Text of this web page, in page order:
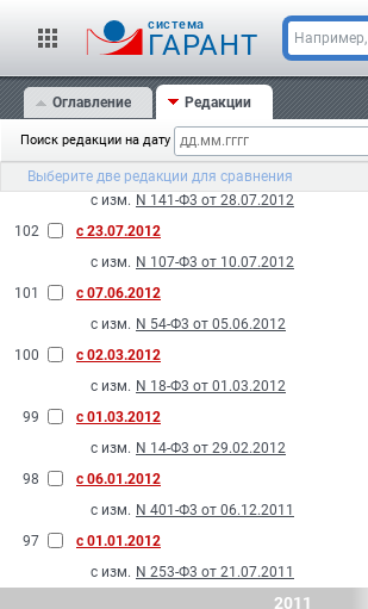
cистема
ГАРАНТ Например,
Оглавление Редакции
Поиск редакции на дату
Выберите две редакции для сравнения
N 121-Ф3 от 20.07.2012
105
с 14.11.2012
с изм. N 190-Ф3 от 12.11.2012
104
с 28.10.2012
с изм. N 172-Ф3 от 16.10.2012
103
с 10.08.2012
с изм. N 141-Ф3 от 28.07.2012
102
с 23.07.2012
с изм. N 107-Ф3 от 10.07.2012
101
с 07.06.2012
с изм. N 54-Ф3 от 05.06.2012
100
с 02.03.2012
с изм. N 18-Ф3 от 01.03.2012
99
с 01.03.2012
с изм. N 14-Ф3 от 29.02.2012
98
с 06.01.2012
с изм. N 401-Ф3 от 06.12.2011
97
с 01.01.2012
с изм. N 253-Ф3 от 21.07.2011
2011